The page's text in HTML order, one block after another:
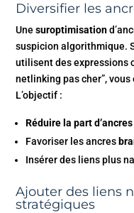
Diversifier les
Unesuroptimisation
suspicion algorithmique.
utilisent des expressions
netlinking pas cher”,
L’objectif :
Réduire la part
Favoriser les ancres
Insérer des liens plus
Ajouter des liens
stratégiques